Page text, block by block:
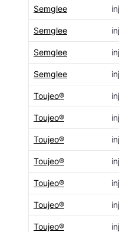
Semglee
Semglee
Semglee
Semglee
Toujeo®
Toujeo®
Toujeo®
Toujeo®
Toujeo®
Toujeo®
Toujeo®